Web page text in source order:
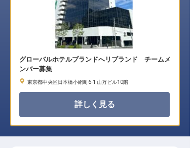
グローバルホテルブランドへリブランド チームメ
ンバー募集
東京都中央区日本橋小網町6-1 山万ビル10階
詳しく見る